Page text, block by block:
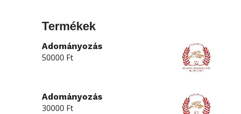
Termékek
Adományozás
50000 Ft
Adományozás
30000 Ft